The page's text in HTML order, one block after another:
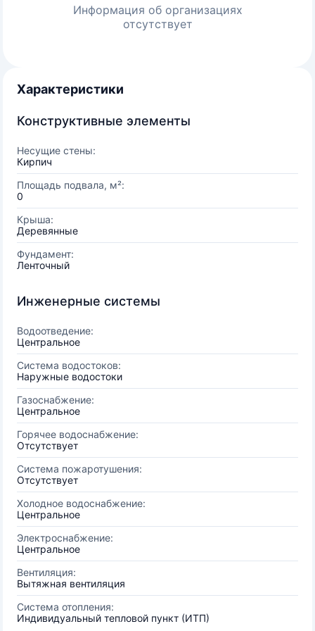
Информация об организациях
отсутствует
Характеристики
Конструктивные элементы
Несущие стены:
Кирпич
Площадь подвала, м²:
0
Крыша:
Деревянные
Фундамент:
Ленточный
Инженерные системы
Водоотведение:
Центральное
Система водостоков:
Наружные водостоки
Газоснабжение:
Центральное
Горячее водоснабжение:
Отсутствует
Система пожаротушения:
Отсутствует
Холодное водоснабжение:
Центральное
Электроснабжение:
Центральное
Вентиляция:
Вытяжная вентиляция
Система отопления:
Индивидуальный тепловой пункт (ИТП)